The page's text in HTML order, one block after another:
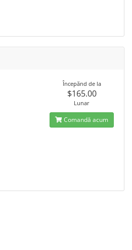
Începănd de la
$165.00
Lunar
Comandă acum